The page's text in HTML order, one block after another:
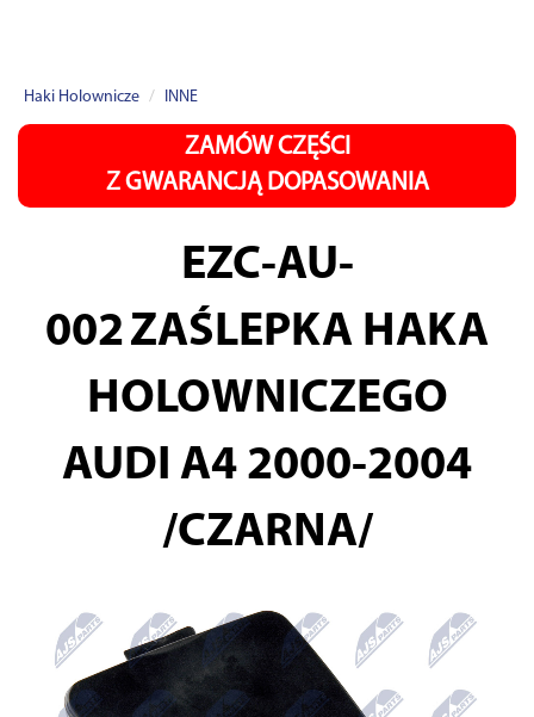
Haki Holownicze INNE
ZAMÓW CZĘŚCI
Z GWARANCJĄ DOPASOWANIA
EZC-AU-
002ZAŚLEPKA HAKA
HOLOWNICZEGO
AUDI A4 2000-2004
/CZARNA/